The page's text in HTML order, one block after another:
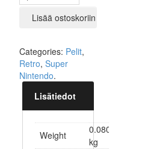
Lisää ostoskoriin
Categories: Pelit,
Retro, Super
Nintendo.
Lisätiedot
Weight
0.080
kg